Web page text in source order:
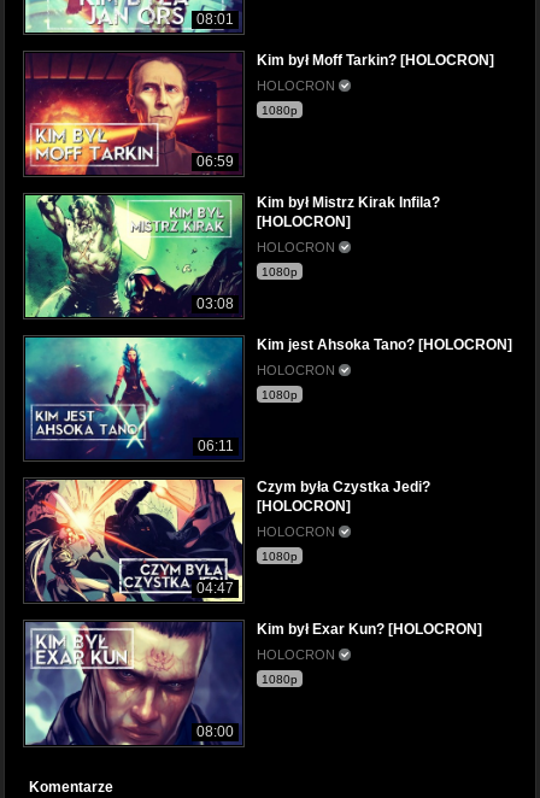
08:01
06:59
Kim był Moff Tarkin? [HOLOCRON]
HOLOCRON
1080p
03:08
Kim był Mistrz Kirak Infila?
[HOLOCRON]
HOLOCRON
1080p
06:11
Kim jest Ahsoka Tano? [HOLOCRON]
HOLOCRON
1080p
04:47
Czym była Czystka Jedi?
[HOLOCRON]
HOLOCRON
1080p
08:00
Kim był Exar Kun? [HOLOCRON]
HOLOCRON
1080p
Komentarze